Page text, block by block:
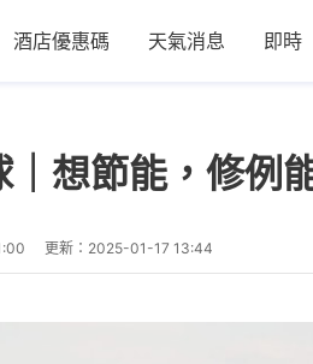
酒店優惠碼 天氣消息 即時
｜想節能，修
更新： 2025-01-17 13:44